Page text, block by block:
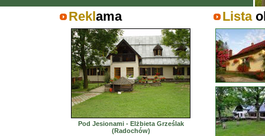
Reklama
Pod Jesionami - Elżbieta Grześlak
(Radochów)
Lista